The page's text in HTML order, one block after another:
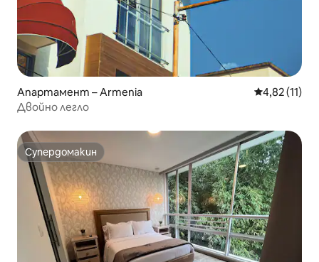
Апартамент – Armenia Средна
4,82 (11)
Двойно легло
Супердомакин
Супердомакин